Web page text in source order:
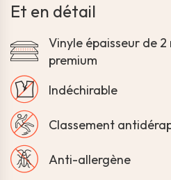
Et en détail
Vinyle épaisseur de
premium
Indéchirable
Classement
Anti-allergène